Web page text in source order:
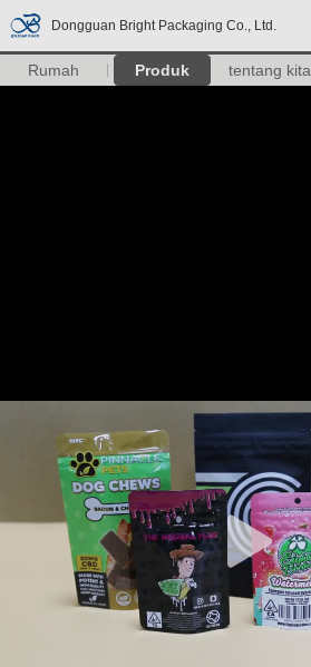
Dongguan Bright Packaging Co., Ltd.
Rumah Produk tentang kita